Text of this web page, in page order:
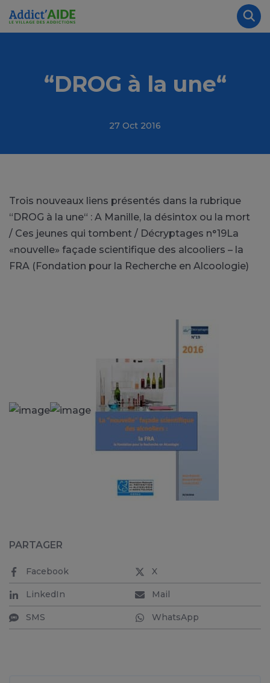
Aller au contenu principal
“DROG à la une“
27 Oct 2016
Trois nouveaux liens présentés dans la rubrique
“DROG à la une“ : A Manille, la désintox ou la mort
/ Ces jeunes qui tombent / Décryptages n°19La
«nouvelle» façade scientifique des alcooliers – la
FRA (Fondation pour la Recherche en Alcoologie)
PARTAGER
Facebook X
LinkedIn Mail
SMS WhatsApp
Panneau de gestion des cookies